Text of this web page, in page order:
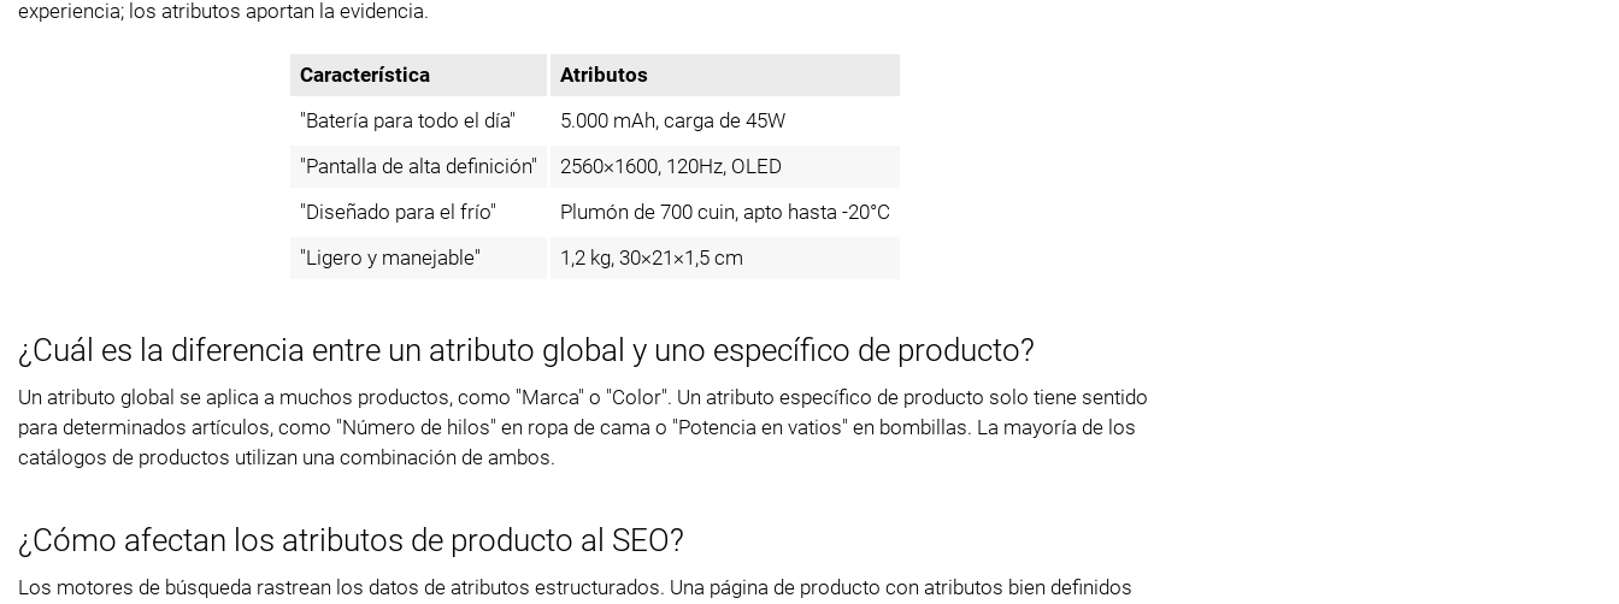
experiencia; los atributos aportan la evidencia.
Característica
Atributos
"Batería para todo el día"
5.000 mAh, carga de 45W
"Pantalla de alta definición"
2560×1600, 120Hz, OLED
"Diseñado para el frío"
Plumón de 700 cuin, apto hasta -20°C
"Ligero y manejable"
1,2 kg, 30×21×1,5 cm
¿Cuál es la diferencia entre un atributo global y uno específico de producto?
Un atributo global se aplica a muchos productos, como "Marca" o "Color". Un atributo específico de producto solo tiene sentido
para determinados artículos, como "Número de hilos" en ropa de cama o "Potencia en vatios" en bombillas. La mayoría de los
catálogos de productos utilizan una combinación de ambos.
¿Cómo afectan los atributos de producto al SEO?
Los motores de búsqueda rastrean los datos de atributos estructurados. Una página de producto con atributos bien definidos